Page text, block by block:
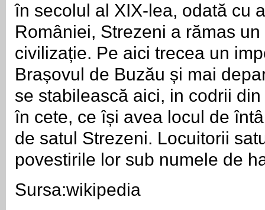
în secolul al XIX-lea, odată cu
României, Strezeni a rămas
civilizație. Pe aici trecea un
Brașovul de Buzău și mai
se stabilească aici, in codrii
în cete, ce își avea locul de
de satul Strezeni. Locuitorii
povestirile lor sub numele de
Sursa:wikipedia